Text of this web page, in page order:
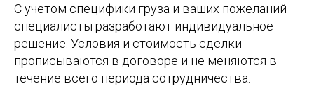
С учетом специфики груза и ваших пожеланий
специалисты разработают индивидуальное
решение. Условия и стоимость сделки
прописываются в договоре и не меняются в
течение всего периода сотрудничества.